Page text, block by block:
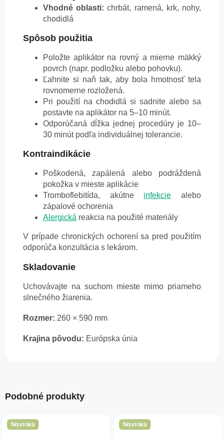
Vhodné oblasti: chrbát, ramená, krk, nohy,
chodidlá
Spôsob použitia
Položte aplikátor na rovný a mierne mäkký
povrch (napr. podložku alebo pohovku).
Ľahnite si naň tak, aby bola hmotnosť tela
rovnomerne rozložená.
Pri použití na chodidlá si sadnite alebo sa
postavte na aplikátor na 5–10 minút.
Odporúčaná dĺžka jednej procedúry je 10–
30 minút podľa individuálnej tolerancie.
Kontraindikácie
Poškodená, zapálená alebo podráždená
pokožka v mieste aplikácie
Tromboflebitída, akútne infekcie alebo
zápalové ochorenia
Alergická reakcia na použité materiály
V prípade chronických ochorení sa pred použitím
odporúča konzultácia s lekárom.
Skladovanie
Uchovávajte na suchom mieste mimo priameho
slnečného žiarenia.
Rozmer: 260 × 590 mm
Krajina pôvodu: Európska únia
Podobné produkty
Novinka Novinka